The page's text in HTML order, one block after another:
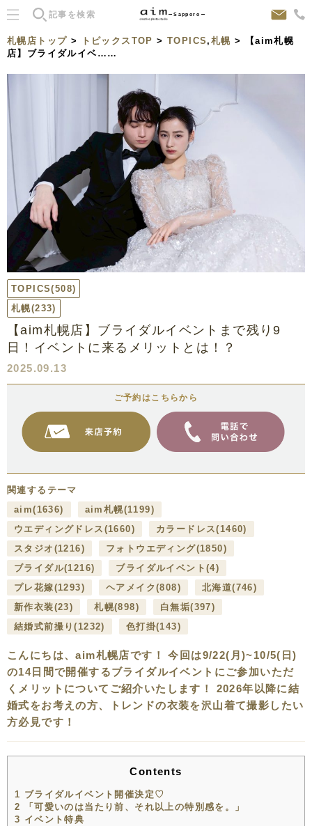
Sapporo
札幌店トップ > トピックスTOP >TOPICS, 札幌 > 【aim札幌
店】ブライダルイベ……
TOPICS(508)
札幌(233)
【aim札幌店】ブライダルイベントまで残り9
日！イベントに来るメリットとは！？
2025.09.13
ご予約はこちらから
関連するテーマ
aim(1636) aim札幌(1199)
ウエディングドレス (1660) カラードレス(1460)
スタジオ (1216) フォトウエディング(1850)
ブライダル(1216) ブライダルイベント(4)
プレ花嫁(1293) ヘアメイク(808) 北海道(746)
新作衣装(23) 札幌(898) 白無垢(397)
結婚式前撮り(1232) 色打掛(143)
こんにちは、aim札幌店です！ 今回は9/22(月)~10/5(日)
の14日間で開催するブライダルイベントにご参加いただ
くメリットについてご紹介いたします！ 2026年以降に結
婚式をお考えの方、トレンドの衣装を沢山着て撮影したい
方必見です！
Contents
1 ブライダルイベント開催決定♡
2 「可愛いのは当たり前、それ以上の特別感を。」
3 イベント特典